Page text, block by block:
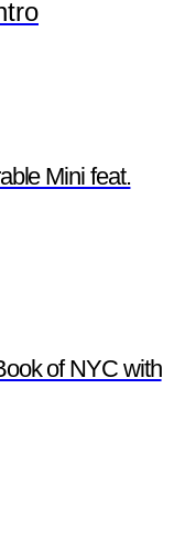
Mini feat.
of NYC with